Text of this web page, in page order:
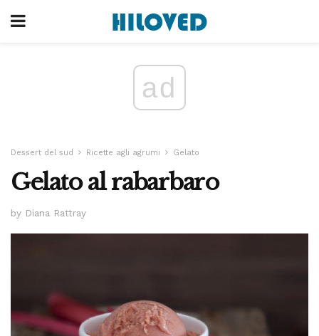
ad
Dessert del sud Ricette agli agrumi Gelato
Gelato al rabarbaro
by Diana Rattray